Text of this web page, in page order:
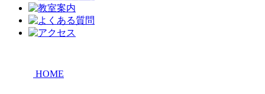
HOME